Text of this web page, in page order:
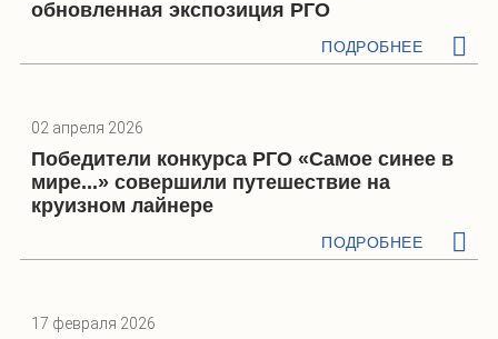
обновленная экспозиция РГО
ПОДРОБНЕЕ
02 апреля 2026
Победители конкурса РГО «Самое синее в
мире...» совершили путешествие на
круизном лайнере
ПОДРОБНЕЕ
17 февраля 2026